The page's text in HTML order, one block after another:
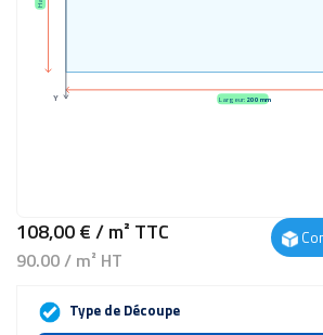
Largeur:200 mm
Y
108,00 €/ m² TTC
90.00 / m² HT
Type de Découpe